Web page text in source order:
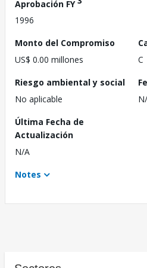
Aprobación FY
1996
Monto del Compromiso
US$ 0.00 millones
C
Riesgo ambiental y social
No aplicable
Última Fecha de
Actualización
N/A
Notes